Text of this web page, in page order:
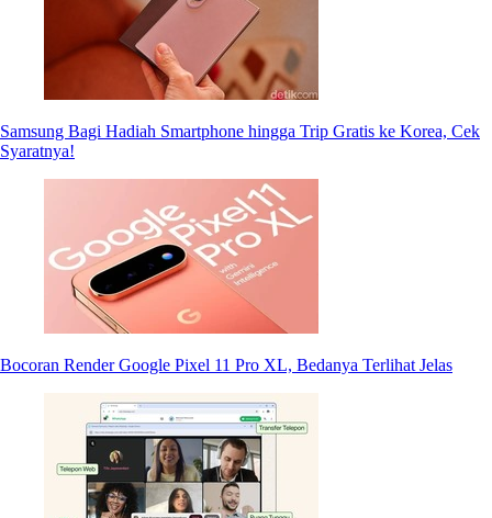
Samsung Bagi Hadiah Smartphone hingga Trip Gratis ke Korea, Cek
Syaratnya!
Bocoran Render Google Pixel 11 Pro XL, Bedanya Terlihat Jelas